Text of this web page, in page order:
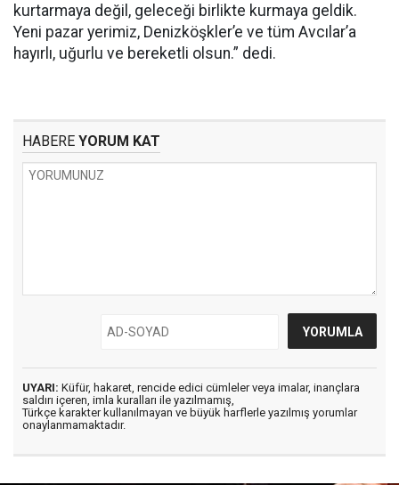
kurtarmaya değil, geleceği birlikte kurmaya geldik.
Yeni pazar yerimiz, Denizköşkler’e ve tüm Avcılar’a
hayırlı, uğurlu ve bereketli olsun.” dedi.
HABERE YORUM KAT
UYARI: Küfür, hakaret, rencide edici cümleler veya imalar, inançlara
saldırı içeren, imla kuralları ile yazılmamış,
Türkçe karakter kullanılmayan ve büyük harflerle yazılmış yorumlar
onaylanmamaktadır.